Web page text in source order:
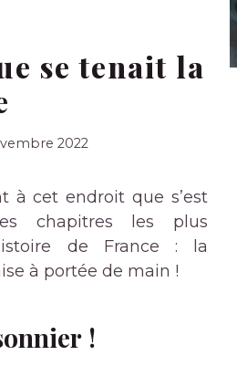
se tenait la
2022
à cet endroit que s’est
chapitres les plus
de France : la
à portée de main !
!